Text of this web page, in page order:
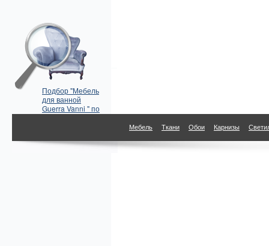
Подбор "Мебель
для ванной
Guerra Vanni " по
параметрам
Мебель Ткани Обои Карнизы